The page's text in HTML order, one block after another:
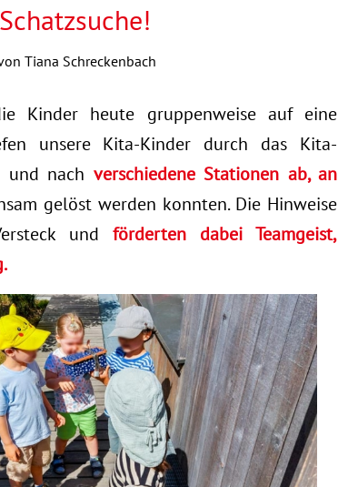
Tiana Schreckenbach
Kinder heute gruppenweise auf eine
unsere Kita-Kinder durch das Kita-
und nach verschiedene Stationen ab, an
gelöst werden konnten. Die Hinweise
undförderten dabei Teamgeist,